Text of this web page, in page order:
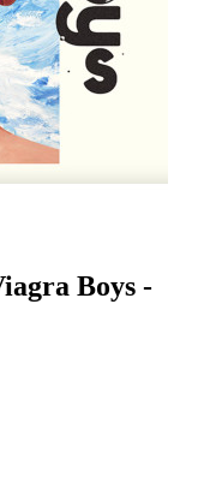
Boys -